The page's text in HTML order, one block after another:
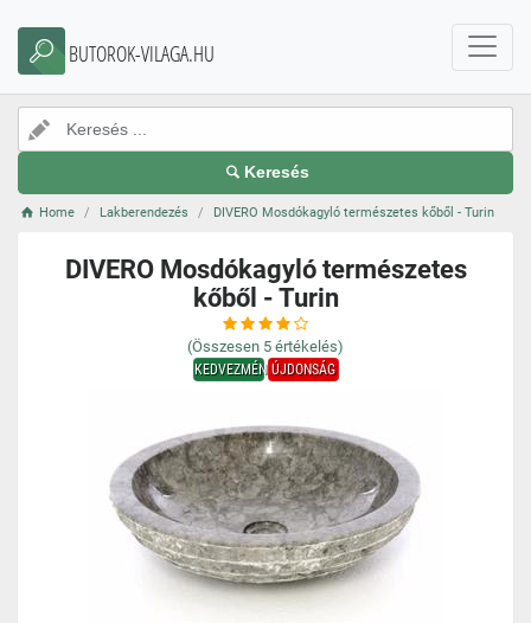
BUTOROK-VILAGA.HU
Keresés
Home Lakberendezés DIVERO Mosdókagyló természetes kőből - Turin
DIVERO Mosdókagyló természetes
kőből - Turin
(Összesen 5 értékelés)
KEDVEZMÉNYÚJDONSÁG